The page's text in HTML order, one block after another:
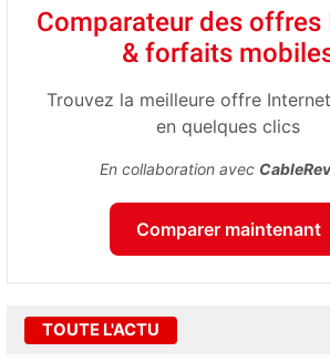
Comparateur des offres
& forfaits
Trouvez la meilleure offre
en quelques clics
En collaboration avec
Comparer maintenant
TOUTE L'ACTU